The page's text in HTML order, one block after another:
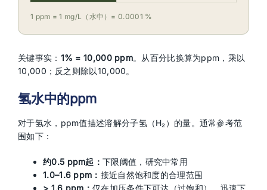
1 ppm = 1 mg/L（水中）= 0.0001 %
关键事实： 1% = 10,000 ppm。从百分比换算为ppm，乘以
10,000；反之则除以10,000。
氢水中的ppm
对于氢水，ppm值描述溶解分子氢（H₂）的量。通常参考范
围如下：
约0.5 ppm起： 下限阈值，研究中常用
1.0–1.6 ppm： 接近自然饱和度的合理范围
> 1.6 ppm： 仅在加压条件下可达（过饱和），迅速下